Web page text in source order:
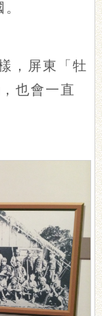
，屏東「牡
也會一直